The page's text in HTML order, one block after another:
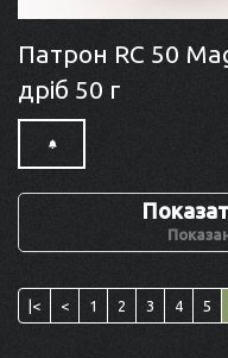
Патрон RC 50
дріб 50 г
|< < 1 2 3 4 5